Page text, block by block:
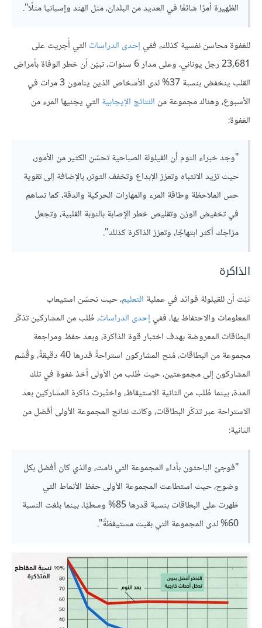
الظهيرة أمرًا شائعًا في العديد من البلدان، مثل الهند وإسبانيا مثلًا".
للغفوة محاسن نفسية كذلك، ففي إحدى الدراسات التي أُجريت على
23,681 رجل يوناني، وعلى مدار 6 سنوات، تبيّن أن خطر الوفاة بأمراض
القلب ينخفض بنسبة 37% لدى الأشخاص الذين ينامون 3 مرات في
الأسبوع، وهناك مجموعة من النتائج الإيجابية التي يجنيها المرء من
الغفوة:
"وجد خبراء النوم أن القيلولة الصباحية تحسّن الكثير من الأمور،
حيث تزيد الانتباه وتعزز الإبداع وتخفف التوتر، بالإضافة إلى تقوية
حس الملاحظة وطاقة المرء والمهارات الحركية والدقة، كما تساهم
في تخفيض الوزن وتقليص خطر الإصابة بالنوبة القلبية، وتجعل
مزاجك أكثر ابتهاجًا، وتعزز الذاكرة كذلك".
الذاكرة
ثبُت أن للقيلولة فوائد في عملية التعليم، حيث تحسّن استيعاب
المعلومات والاحتفاظ بها، ففي إحدى الدراسات، طُلب من المشاركين تذكّر
البطاقات المعروضة بهدف اختبار قوة الذاكرة، وبعد حفظ ومراجعة
مجموعة من البطاقات، مُنح المشاركون استراحةً قدرها 40 دقيقةً، وقُسّم
المشاركون إلى مجموعتين، حيث طُلب من الأولى أخذ غفوة في تلك
المدة، بينما طُلب من الثانية الاستيقاظ، واختُبرت ذاكرة المشاركين بعد
الاستراحة عبر تذكّر البطاقات، وكانت نتائج المجموعة الأولى أفضل من
الثانية:
"فوجئ الباحثون بأداء المجموعة التي نامت، والذي كان أفضل بكل
وضوح، حيث استطاعت المجموعة الأولى حفظ الأنماط التي
ظهرت على البطاقات بنسبة قدرها 85% وسطيًا، بينما بلغت النسبة
60% لدى المجموعة التي بقيت مستيقظةً".